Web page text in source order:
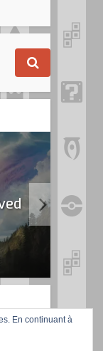
En continuant à